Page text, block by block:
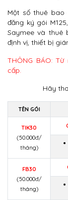
Một số thuê bao
đăng ký gói
Saymee và thuê
định vị, thiết bị
THÔNG BÁO:
cấp.
Hãy
TÊN GÓI
TIK30
(50.000đ/
tháng)
FB30
(50.000đ/
tháng)